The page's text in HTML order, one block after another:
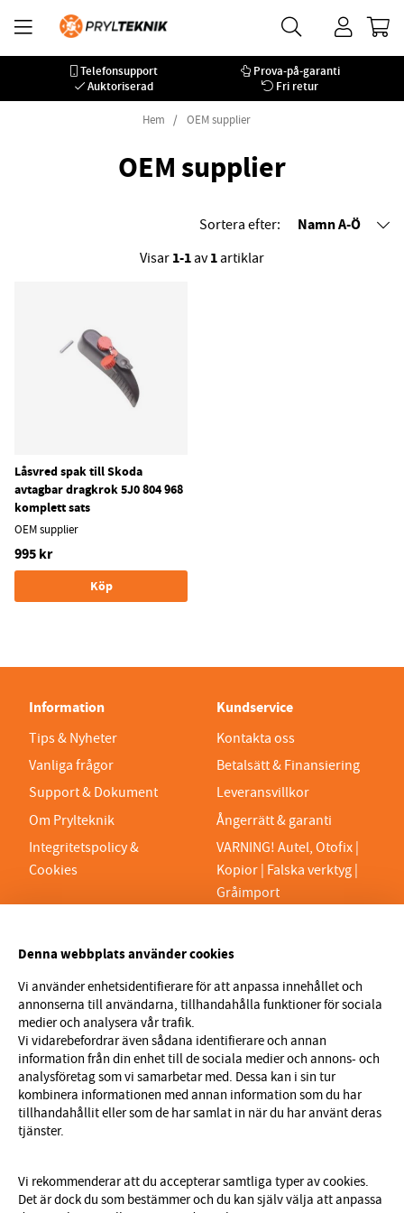
Telefonsupport
Prova-på-garanti
Auktoriserad
Fri retur
Hem OEM supplier
OEM supplier
Sortera efter: Namn A-Ö
Visar 1-1av1artiklar
Låsvred spak till Skoda
avtagbar dragkrok 5J0 804 968
komplett sats
OEM supplier
995 kr
Köp
Information
Tips & Nyheter
Vanliga frågor
Support & Dokument
Om Prylteknik
Integritetspolicy &
Cookies
Kundservice
Kontakta oss
Betalsätt & Finansiering
Leveransvillkor
Ångerrätt & garanti
VARNING! Autel, Otofix |
Kopior | Falska verktyg |
Gråimport
Org.nr 559329-1189
VAT SE559329118901
info@prylteknik.se
0321777170
Nyhetsbrev
I vårt nyhetsbrev får du ta del av nyheter och
erbjudanden före alla andra. Registrera dig här nedan.
Skicka
Denna webbplats använder cookies
Vi använder enhetsidentifierare för att anpassa innehållet och
annonserna till användarna, tillhandahålla funktioner för sociala
medier och analysera vår trafik.
Vi vidarebefordrar även sådana identifierare och annan
information från din enhet till de sociala medier och annons- och
analysföretag som vi samarbetar med. Dessa kan i sin tur
kombinera informationen med annan information som du har
tillhandahållit eller som de har samlat in när du har använt deras
tjänster.
Vi rekommenderar att du accepterar samtliga typer av cookies.
Det är dock du som bestämmer och du kan själv välja att anpassa